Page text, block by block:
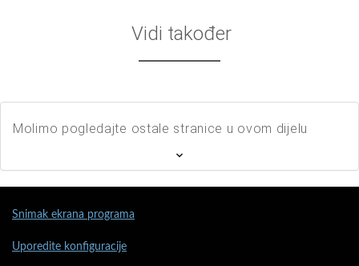
Vidi također
Molimo pogledajte ostale stranice u ovom dijelu
Snimak ekrana programa
Uporedite konfiguracije